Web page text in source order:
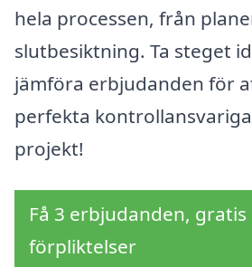
hela processen, från
slutbesiktning. Ta steget
jämföra erbjudanden för
perfekta
projekt!
Få 3 erbjudanden,
förpliktelser